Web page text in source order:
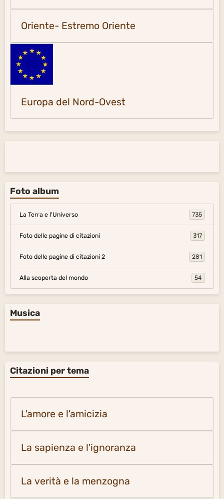
Europa del Nord-Ovest
Foto delle pagine di citazioni 317
Foto delle pagine di citazioni 2
Musica
Citazioni per tema